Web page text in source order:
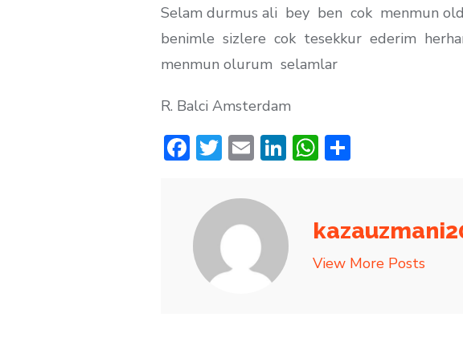
Selam durmus ali bey ben cok menmun
benimle sizlere cok tesekkur ederim
menmun olurum selamlar
R. Balci Amsterdam
F
b
o
o
T
it
te
r
E
ai
l
Li
e
dI
W
s
A
p
S
e
View More Posts